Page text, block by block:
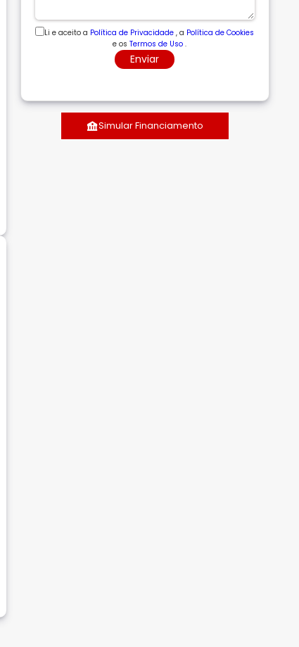
Li e aceito a Política de Privacidade , a Política de Cookies
e os Termos de Uso.
Enviar
Simular Financiamento